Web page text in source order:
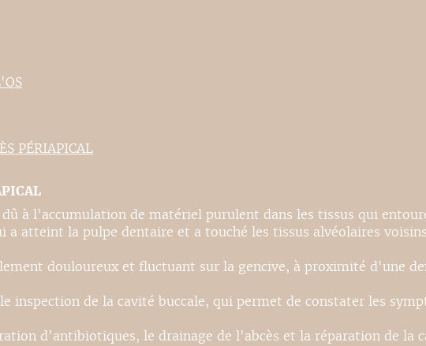
PÉRIAPICAL
à l'accumulation de matériel purulent dans les tissus qui
atteint la pulpe dentaire et a touché les tissus alvéolaires
douloureux et fluctuant sur la gencive, à proximité d'une
inspection de la cavité buccale, qui permet de constater les
d'antibiotiques, le drainage de l'abcès et la réparation de la